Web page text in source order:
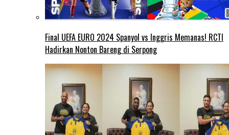
Final UEFA EURO 2024 Spanyol vs Inggris Memanas! RCTI
Hadirkan Nonton Bareng di Serpong